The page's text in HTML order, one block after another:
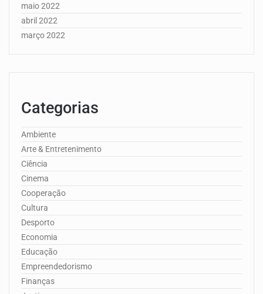
maio 2022
abril 2022
março 2022
Categorias
Ambiente
Arte & Entretenimento
Ciência
Cinema
Cooperação
Cultura
Desporto
Economia
Educação
Empreendedorismo
Finanças